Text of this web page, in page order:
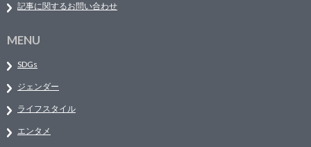
記事に関するお問い合わせ
MENU
SDGs
ジェンダー
ライフスタイル
エンタメ